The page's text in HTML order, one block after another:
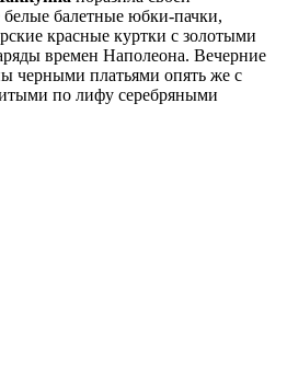
балетные юбки-пачки,
красные куртки с золотыми
времен Наполеона. Вечерние
черными платьями опять же с
по лифу серебряными